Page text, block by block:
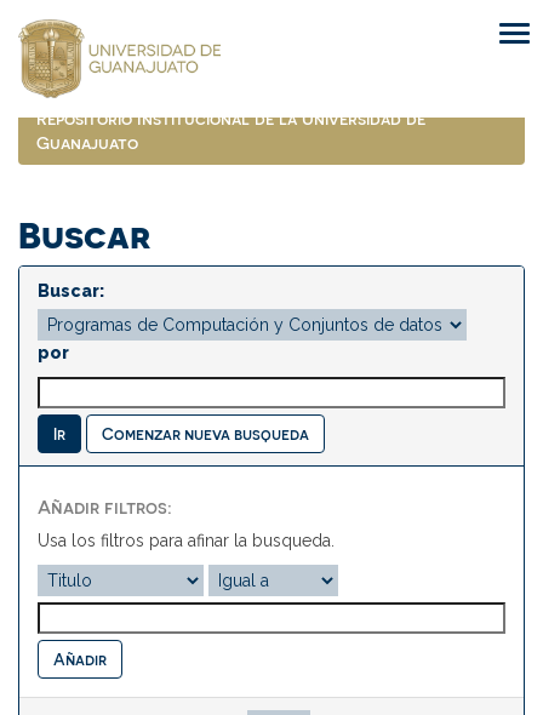
navigation
Repositorio Institucional de la Universidad de
Guanajuato
Buscar
Buscar:
por
Comenzar nueva busqueda
Añadir filtros:
Usa los filtros para afinar la busqueda.